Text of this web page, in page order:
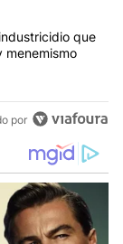
deque
menemismo
por